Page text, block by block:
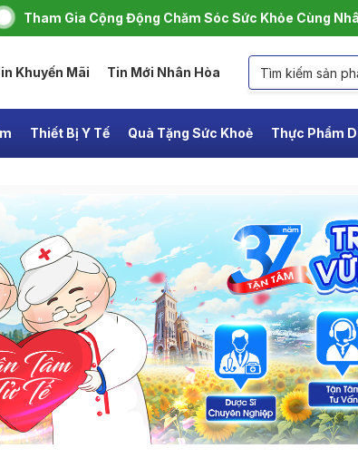
Tham Gia Cộng Động Chăm Sóc Sức Khỏe Cùng
Khuyến Mãi Tin Mới Nhân Hòa
Thiết Bị Y Tế Quà Tặng Sức Khoẻ Thực Phẩm